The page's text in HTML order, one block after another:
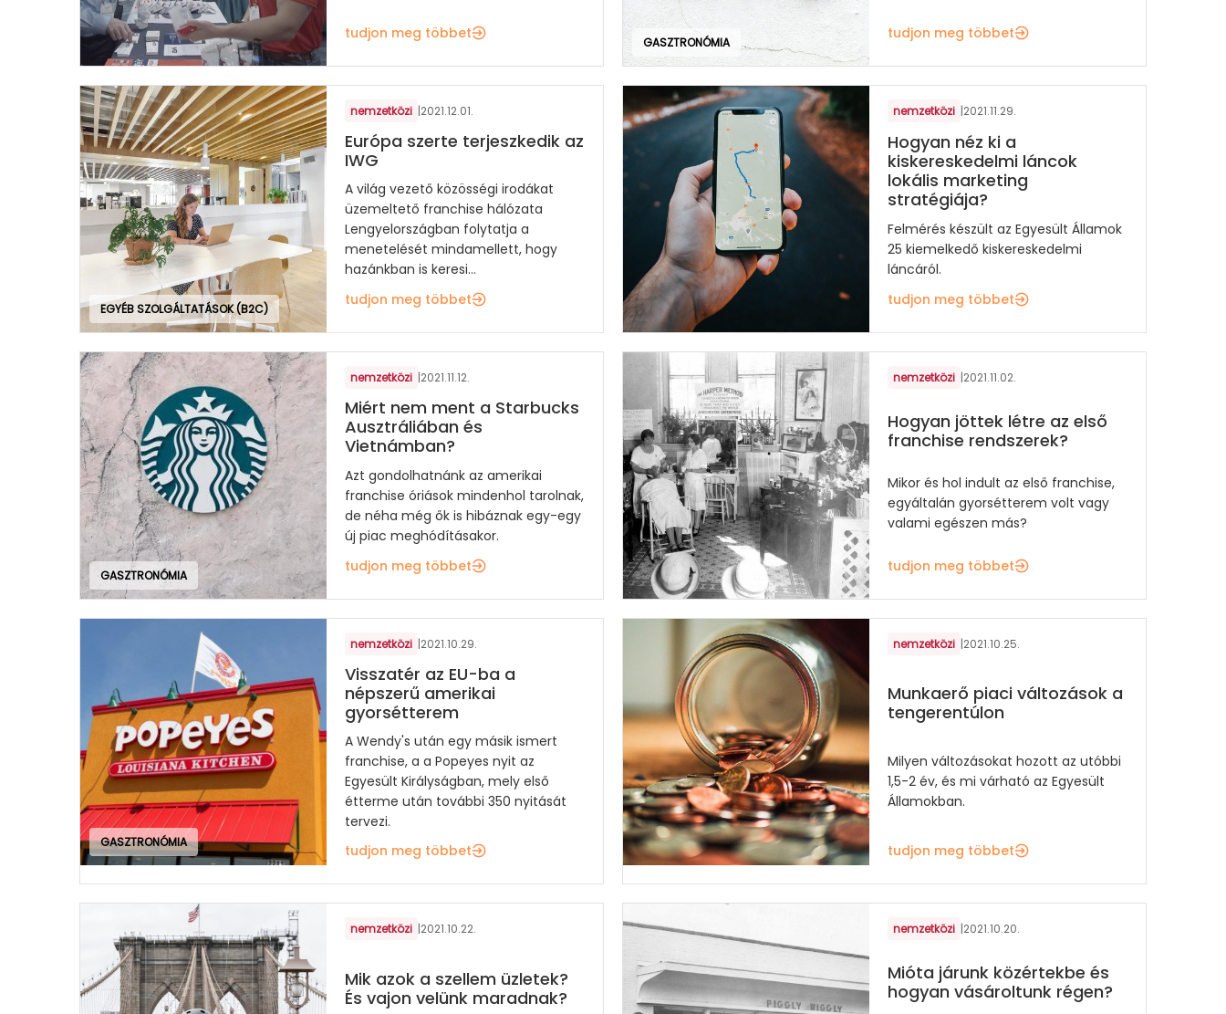
tudjon meg többet
GASZTRONÓMIA
tudjon meg többet
EGYÉB SZOLGÁLTATÁSOK (B2C)
nemzetközi |2021.12.01.
Európa szerte terjeszkedik az
IWG
A világ vezető közösségi irodákat
üzemeltető franchise hálózata
Lengyelországban folytatja a
menetelését mindamellett, hogy
hazánkban is keresi...
tudjon meg többet
nemzetközi |2021.11.29.
Hogyan néz ki a
kiskereskedelmi láncok
lokális marketing
stratégiája?
Felmérés készült az Egyesült Államok
25 kiemelkedő kiskereskedelmi
láncáról.
tudjon meg többet
GASZTRONÓMIA
nemzetközi |2021.11.12.
Miért nem ment a Starbucks
Ausztráliában és
Vietnámban?
Azt gondolhatnánk az amerikai
franchise óriások mindenhol tarolnak,
de néha még ők is hibáznak egy-egy
új piac meghódításakor.
tudjon meg többet
nemzetközi |2021.11.02.
Hogyan jöttek létre az első
franchise rendszerek?
Mikor és hol indult az első franchise,
egyáltalán gyorsétterem volt vagy
valami egészen más?
tudjon meg többet
GASZTRONÓMIA
nemzetközi |2021.10.29.
Visszatér az EU-ba a
népszerű amerikai
gyorsétterem
A Wendy's után egy másik ismert
franchise, a a Popeyes nyit az
Egyesült Királyságban, mely első
étterme után további 350 nyitását
tervezi.
tudjon meg többet
nemzetközi |2021.10.25.
Munkaerő piaci változások a
tengerentúlon
Milyen változásokat hozott az utóbbi
1,5-2 év, és mi várható az Egyesült
Államokban.
tudjon meg többet
nemzetközi |2021.10.22.
Mik azok a szellem üzletek?
És vajon velünk maradnak?
nemzetközi |2021.10.20.
Mióta járunk közértekbe és
hogyan vásároltunk régen?